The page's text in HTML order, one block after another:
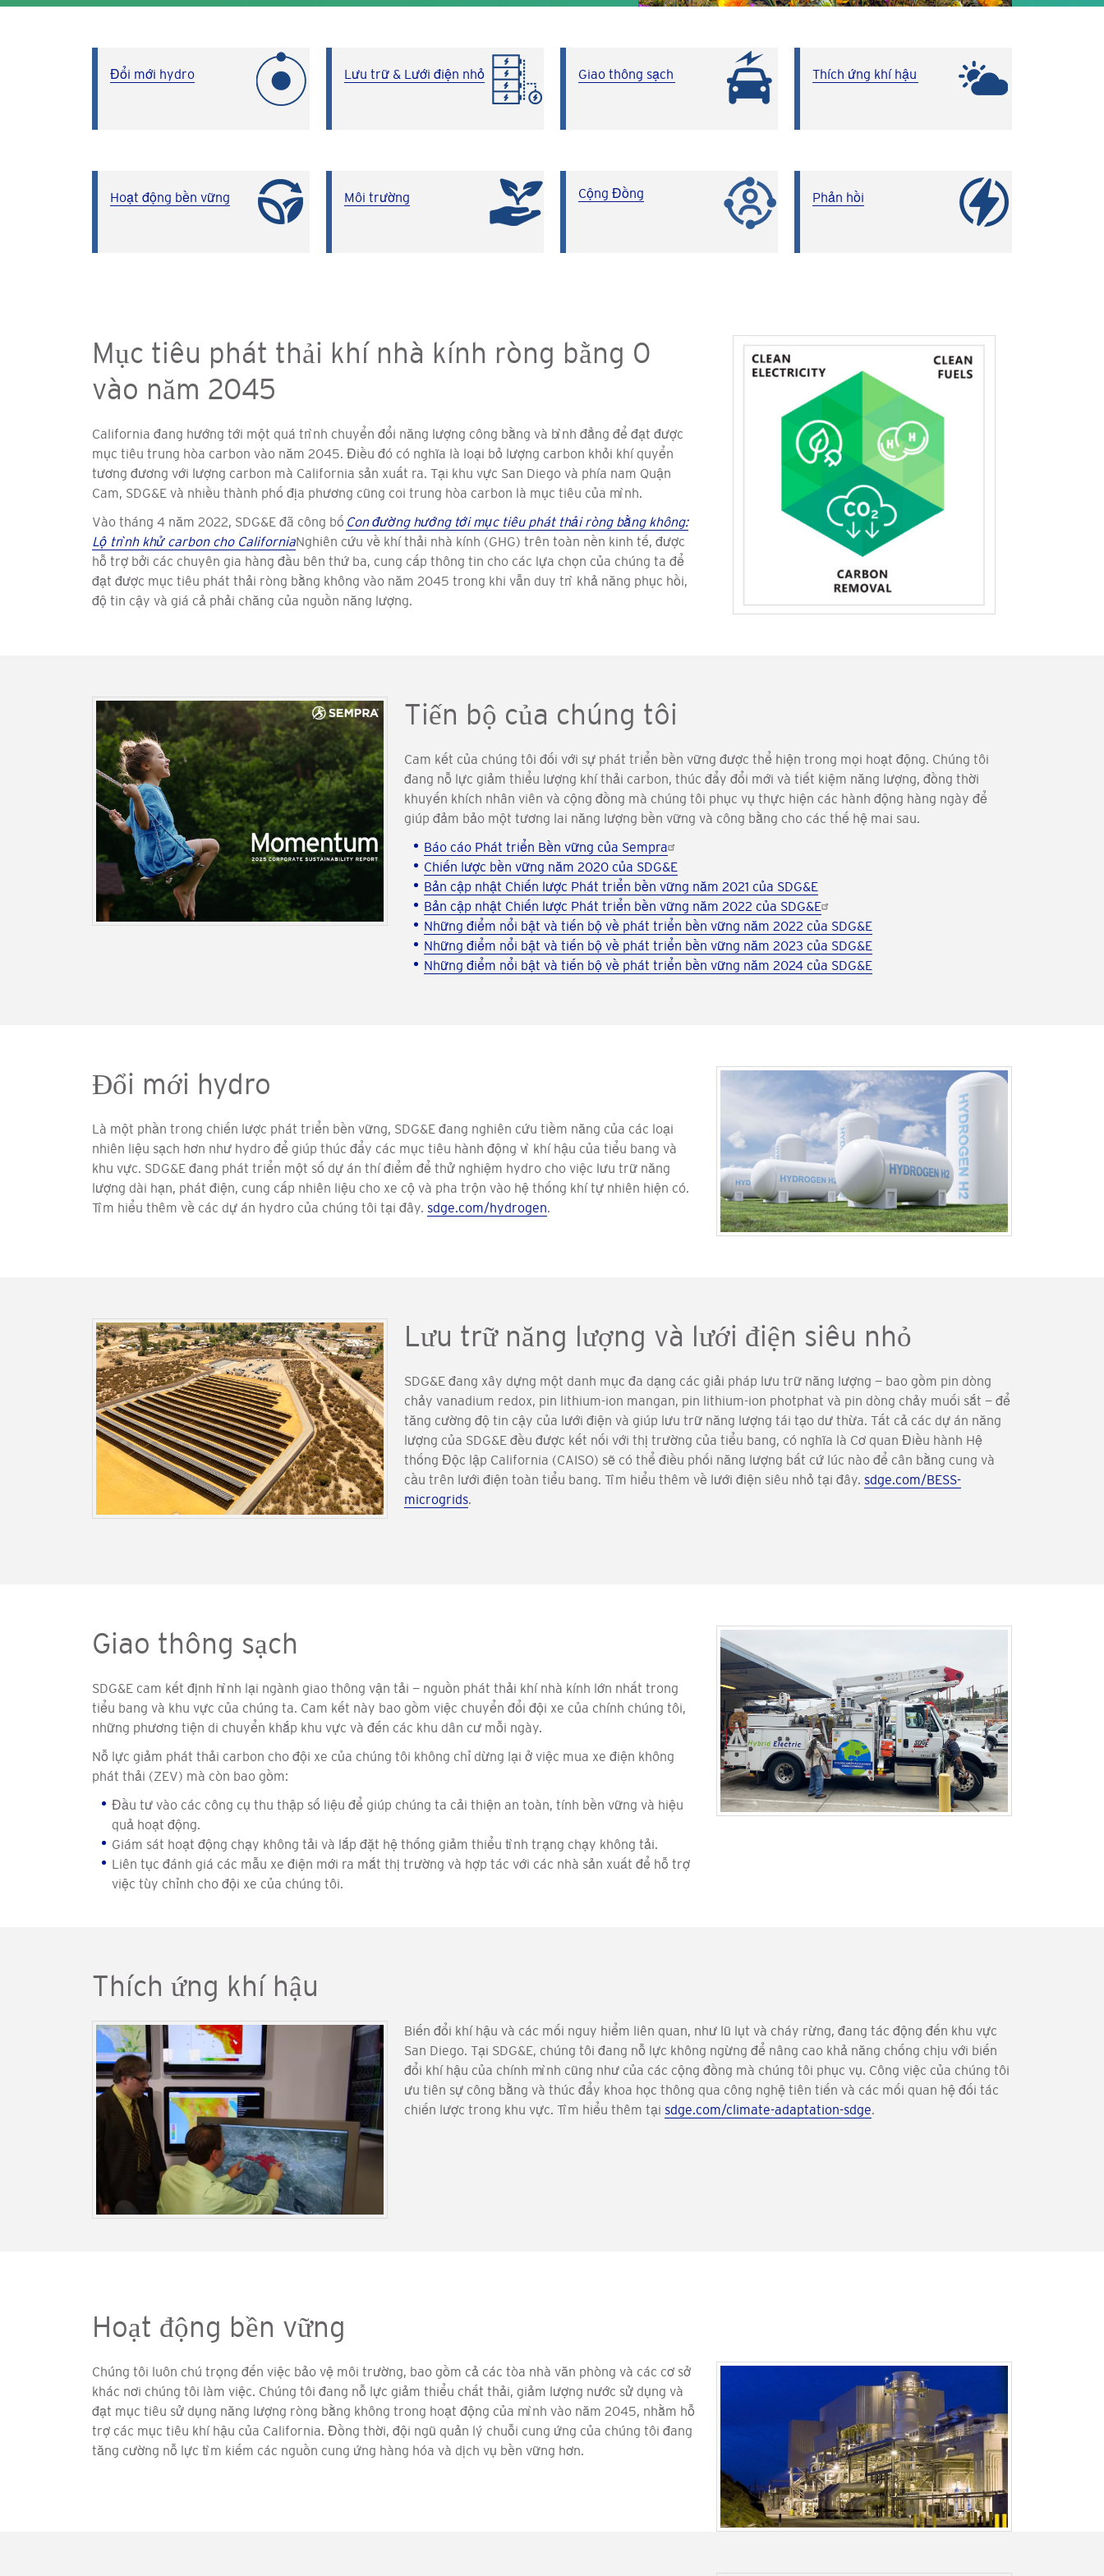
Đổi mới hydro Lưu trữ & Lưới điện nhỏ Giao thông sạch Thích ứng khí hậu
Hoạt động bền vững Môi trường Cộng Đồng Phản hồi
Mục tiêu phát thải khí nhà kính ròng bằng 0
vào năm 2045
California đang hướng tới một quá trình chuyển đổi năng lượng công bằng và bình đẳng để đạt được
mục tiêu trung hòa carbon vào năm 2045. Điều đó có nghĩa là loại bỏ lượng carbon khỏi khí quyển
tương đương với lượng carbon mà California sản xuất ra. Tại khu vực San Diego và phía nam Quận
Cam, SDG&E và nhiều thành phố địa phương cũng coi trung hòa carbon là mục tiêu của mình.
Vào tháng 4 năm 2022, SDG&E đã công bố Con đường hướng tới mục tiêu phát thải ròng bằng không:
Lộ trình khử carbon cho CaliforniaNghiên cứu về khí thải nhà kính (GHG) trên toàn nền kinh tế, được
hỗ trợ bởi các chuyên gia hàng đầu bên thứ ba, cung cấp thông tin cho các lựa chọn của chúng ta để
đạt được mục tiêu phát thải ròng bằng không vào năm 2045 trong khi vẫn duy trì khả năng phục hồi,
độ tin cậy và giá cả phải chăng của nguồn năng lượng.
Tiến bộ của chúng tôi
Cam kết của chúng tôi đối với sự phát triển bền vững được thể hiện trong mọi hoạt động. Chúng tôi
đang nỗ lực giảm thiểu lượng khí thải carbon, thúc đẩy đổi mới và tiết kiệm năng lượng, đồng thời
khuyến khích nhân viên và cộng đồng mà chúng tôi phục vụ thực hiện các hành động hàng ngày để
giúp đảm bảo một tương lai năng lượng bền vững và công bằng cho các thế hệ mai sau.
Báo cáo Phát triển Bền vững của Sempra
Chiến lược bền vững năm 2020 của SDG&E
Bản cập nhật Chiến lược Phát triển bền vững năm 2021 của SDG&E
Bản cập nhật Chiến lược Phát triển bền vững năm 2022 của SDG&E
Những điểm nổi bật và tiến bộ về phát triển bền vững năm 2022 của SDG&E
Những điểm nổi bật và tiến bộ về phát triển bền vững năm 2023 của SDG&E
Những điểm nổi bật và tiến bộ về phát triển bền vững năm 2024 của SDG&E
Đổi mới hydro
Là một phần trong chiến lược phát triển bền vững, SDG&E đang nghiên cứu tiềm năng của các loại
nhiên liệu sạch hơn như hydro để giúp thúc đẩy các mục tiêu hành động vì khí hậu của tiểu bang và
khu vực. SDG&E đang phát triển một số dự án thí điểm để thử nghiệm hydro cho việc lưu trữ năng
lượng dài hạn, phát điện, cung cấp nhiên liệu cho xe cộ và pha trộn vào hệ thống khí tự nhiên hiện có.
Tìm hiểu thêm về các dự án hydro của chúng tôi tại đây. sdge.com/hydrogen.
Lưu trữ năng lượng và lưới điện siêu nhỏ
SDG&E đang xây dựng một danh mục đa dạng các giải pháp lưu trữ năng lượng — bao gồm pin dòng
chảy vanadium redox, pin lithium-ion mangan, pin lithium-ion photphat và pin dòng chảy muối sắt — ​​để
tăng cường độ tin cậy của lưới điện và giúp lưu trữ năng lượng tái tạo dư thừa. Tất cả các dự án năng
lượng của SDG&E đều được kết nối với thị trường của tiểu bang, có nghĩa là Cơ quan Điều hành Hệ
thống Độc lập California (CAISO) sẽ có thể điều phối năng lượng bất cứ lúc nào để cân bằng cung và
cầu trên lưới điện toàn tiểu bang. Tìm hiểu thêm về lưới điện siêu nhỏ tại đây. sdge.com/BESS-
microgrids.
Giao thông sạch
SDG&E cam kết định hình lại ngành giao thông vận tải — nguồn phát thải khí nhà kính lớn nhất trong
tiểu bang và khu vực của chúng ta. Cam kết này bao gồm việc chuyển đổi đội xe của chính chúng tôi,
những phương tiện di chuyển khắp khu vực và đến các khu dân cư mỗi ngày.
Nỗ lực giảm phát thải carbon cho đội xe của chúng tôi không chỉ dừng lại ở việc mua xe điện không
phát thải (ZEV) mà còn bao gồm:
Đầu tư vào các công cụ thu thập số liệu để giúp chúng ta cải thiện an toàn, tính bền vững và hiệu
quả hoạt động.
Giám sát hoạt động chạy không tải và lắp đặt hệ thống giảm thiểu tình trạng chạy không tải.
Liên tục đánh giá các mẫu xe điện mới ra mắt thị trường và hợp tác với các nhà sản xuất để hỗ trợ
việc tùy chỉnh cho đội xe của chúng tôi.
Thích ứng khí hậu
Biến đổi khí hậu và các mối nguy hiểm liên quan, như lũ lụt và cháy rừng, đang tác động đến khu vực
San Diego. Tại SDG&E, chúng tôi đang nỗ lực không ngừng để nâng cao khả năng chống chịu với biến
đổi khí hậu của chính mình cũng như của các cộng đồng mà chúng tôi phục vụ. Công việc của chúng tôi
ưu tiên sự công bằng và thúc đẩy khoa học thông qua công nghệ tiên tiến và các mối quan hệ đối tác
chiến lược trong khu vực. Tìm hiểu thêm tại sdge.com/climate-adaptation-sdge
Hoạt động bền vững
Chúng tôi luôn chú trọng đến việc bảo vệ môi trường, bao gồm cả các tòa nhà văn phòng và các cơ sở
khác nơi chúng tôi làm việc. Chúng tôi đang nỗ lực giảm thiểu chất thải, giảm lượng nước sử dụng và
đạt mục tiêu sử dụng năng lượng ròng bằng không trong hoạt động của mình vào năm 2045, nhằm hỗ
trợ các mục tiêu khí hậu của California. Đồng thời, đội ngũ quản lý chuỗi cung ứng của chúng tôi đang
tăng cường nỗ lực tìm kiếm các nguồn cung ứng hàng hóa và dịch vụ bền vững hơn.